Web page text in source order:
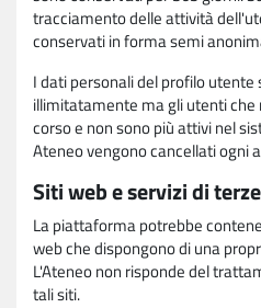
tracciamento delle attività
conservati in forma semi
I dati personali del profilo
illimitatamente ma gli utenti che
corso e non sono più attivi nel
Ateneo vengono cancellati ogni
Siti web e servizi di
La piattaforma potrebbe
web che dispongono di una
L'Ateneo non risponde del
tali siti.